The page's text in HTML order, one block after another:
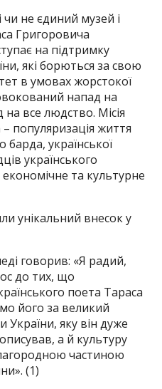
не єдиний музей і
Григоровича
на підтримку
які борються за свою
в умовах жорстокої
напад на
все людство. Місія
популяризація життя
барда, української
українського
та культурне
унікальний внесок у
говорив: «Я радий,
до тих, що
поета Тараса
його за великий
України, яку він дуже
а й культуру
частиною
(1)